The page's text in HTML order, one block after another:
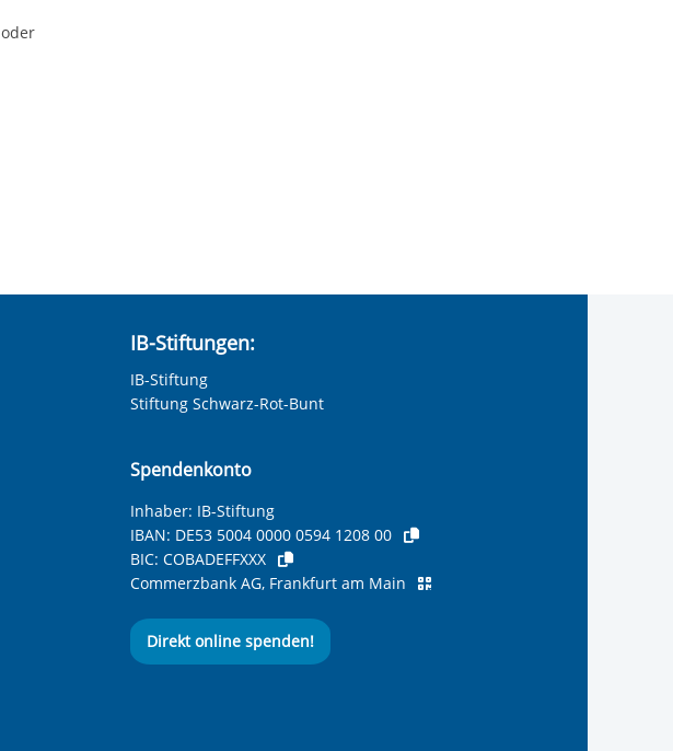
IB-Stiftungen:
IB-Stiftung
Stiftung Schwarz-Rot-Bunt
Spendenkonto
Inhaber: IB-Stiftung
IBAN: DE53 5004 0000 0594 1208 00
BIC: COBADEFFXXX
Commerzbank AG, Frankfurt am Main
Direkt online spenden!